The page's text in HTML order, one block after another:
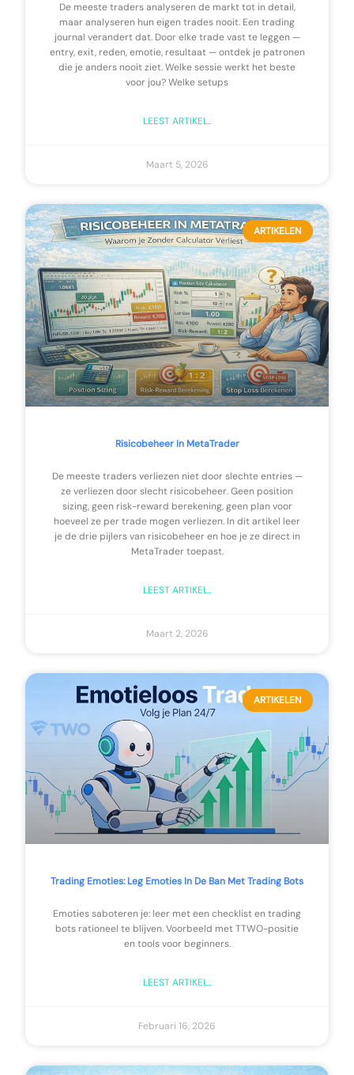
De meeste traders analyseren de markt tot in detail,
maar analyseren hun eigen trades nooit. Een trading
journal verandert dat. Door elke trade vast te leggen —
entry, exit, reden, emotie, resultaat — ontdek je patronen
die je anders nooit ziet. Welke sessie werkt het beste
voor jou? Welke setups
LEEST ARTIKEL..
Maart 5, 2026
ARTIKELEN
Risicobeheer In MetaTrader
De meeste traders verliezen niet door slechte entries —
ze verliezen door slecht risicobeheer. Geen position
sizing, geen risk-reward berekening, geen plan voor
hoeveel ze per trade mogen verliezen. In dit artikel leer
je de drie pijlers van risicobeheer en hoe je ze direct in
MetaTrader toepast.
LEEST ARTIKEL..
Maart 2, 2026
ARTIKELEN
Trading Emoties: Leg Emoties In De Ban Met Trading Bots
Emoties saboteren je: leer met een checklist en trading
bots rationeel te blijven. Voorbeeld met TTWO-positie
en tools voor beginners.
LEEST ARTIKEL..
Februari 16, 2026